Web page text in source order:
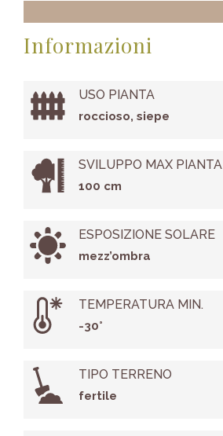
Informazioni
USO PIANTA
roccioso, siepe
SVILUPPO MAX PIANTA
100 cm
ESPOSIZIONE SOLARE
mezz’ombra
TEMPERATURA MIN.
-30°
TIPO TERRENO
fertile